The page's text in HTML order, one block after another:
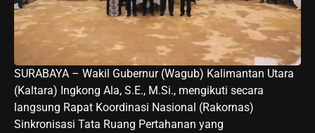
SURABAYA – Wakil Gubernur (Wagub) Kalimantan Utara
(Kaltara) Ingkong Ala, S.E., M.Si., mengikuti secara
langsung Rapat Koordinasi Nasional (Rakornas)
Sinkronisasi Tata Ruang Pertahanan yang